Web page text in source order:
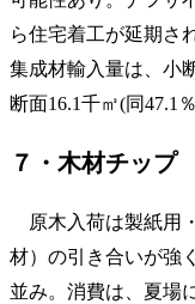
ら住宅着工が延期さ
集成材輸入量は、小
断面16.1千㎥(同47.1
７・木材チップ
原木入荷は製紙用
材）の引き合いが強
並み。消費は、夏場